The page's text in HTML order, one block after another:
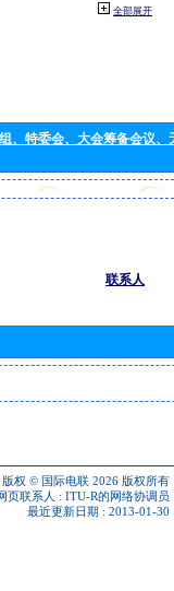
全部展开
、特委会、大会筹备会议
联系人
版权 © 国际电联 2026 版权所有
页联系人 : ITU-R的网络协调员
最近更新日期 : 2013-01-30